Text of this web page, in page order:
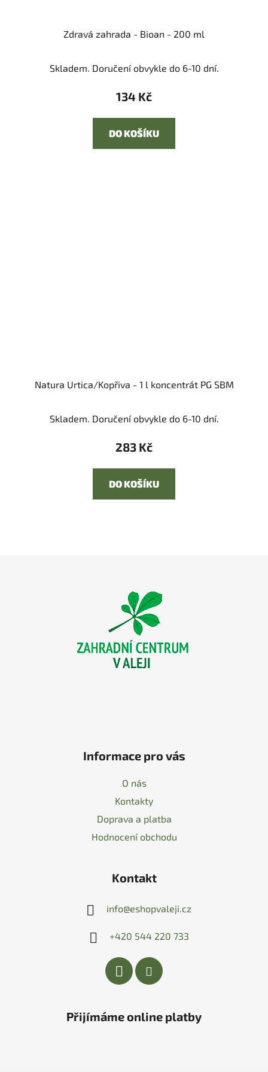
Zdravá zahrada - Bioan - 200 ml
Skladem. Doručení obvykle do 6-10 dní.
134 Kč
DO KOŠÍKU
Natura Urtica/Kopřiva - 1 l koncentrát PG SBM
Skladem. Doručení obvykle do 6-10 dní.
283 Kč
DO KOŠÍKU
Informace pro vás
O nás
Kontakty
Doprava a platba
Hodnocení obchodu
Kontakt
info@eshopvaleji.cz
+420 544 220 733
Přijímáme online platby